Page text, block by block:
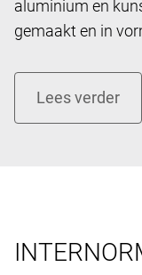
aluminium en
gemaakt en in